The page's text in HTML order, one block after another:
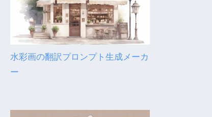
水彩画の翻訳プロンプト生成メーカ
ー